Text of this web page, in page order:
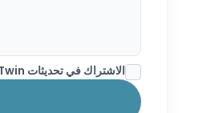
الاشتراك في تحديثات BioTwin والرؤى التحليلية